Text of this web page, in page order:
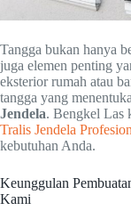
Tangga bukan hanya
juga elemen penting
eksterior rumah atau
tangga yang
Jendela. Bengkel Las
Tralis Jendela
kebutuhan Anda.
Keunggulan
Kami